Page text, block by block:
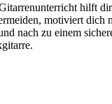
hilft
motiviert dich
nach zu einem